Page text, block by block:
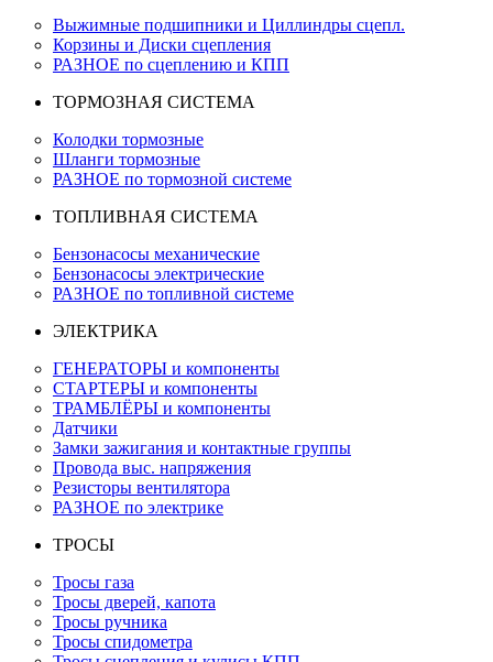
Выжимные подшипники и Циллиндры сцепл.
Корзины и Диски сцепления
РАЗНОЕ по сцеплению и КПП
ТОРМОЗНАЯ СИСТЕМА
Колодки тормозные
Шланги тормозные
РАЗНОЕ по тормозной системе
ТОПЛИВНАЯ СИСТЕМА
Бензонасосы механические
Бензонасосы электрические
РАЗНОЕ по топливной системе
ЭЛЕКТРИКА
ГЕНЕРАТОРЫ и компоненты
СТАРТЕРЫ и компоненты
ТРАМБЛЁРЫ и компоненты
Датчики
Замки зажигания и контактные группы
Провода выс. напряжения
Резисторы вентилятора
РАЗНОЕ по электрике
ТРОСЫ
Тросы газа
Тросы дверей, капота
Тросы ручника
Тросы спидометра